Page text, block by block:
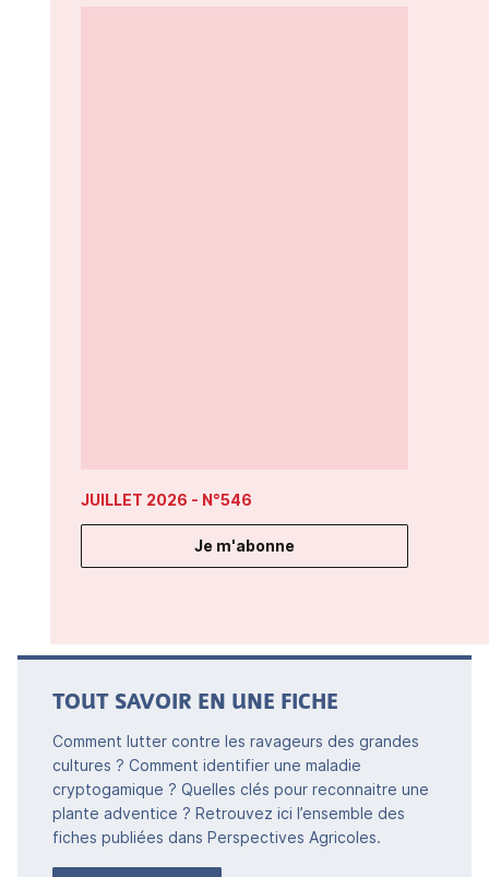
JUILLET 2026 - N°546
Je m'abonne
TOUT SAVOIR EN UNE FICHE
Comment lutter contre les ravageurs des grandes
cultures ? Comment identifier une maladie
cryptogamique ? Quelles clés pour reconnaitre une
plante adventice ? Retrouvez ici l’ensemble des
fiches publiées dans Perspectives Agricoles.